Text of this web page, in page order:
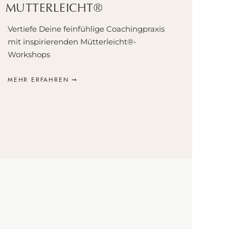
bleibst
MUTTERLEICHT®
Vertiefe Deine feinfühlige Coachingpraxis
mit inspirierenden Mütterleicht®-
Workshops
MEHR ERFAHREN ➞